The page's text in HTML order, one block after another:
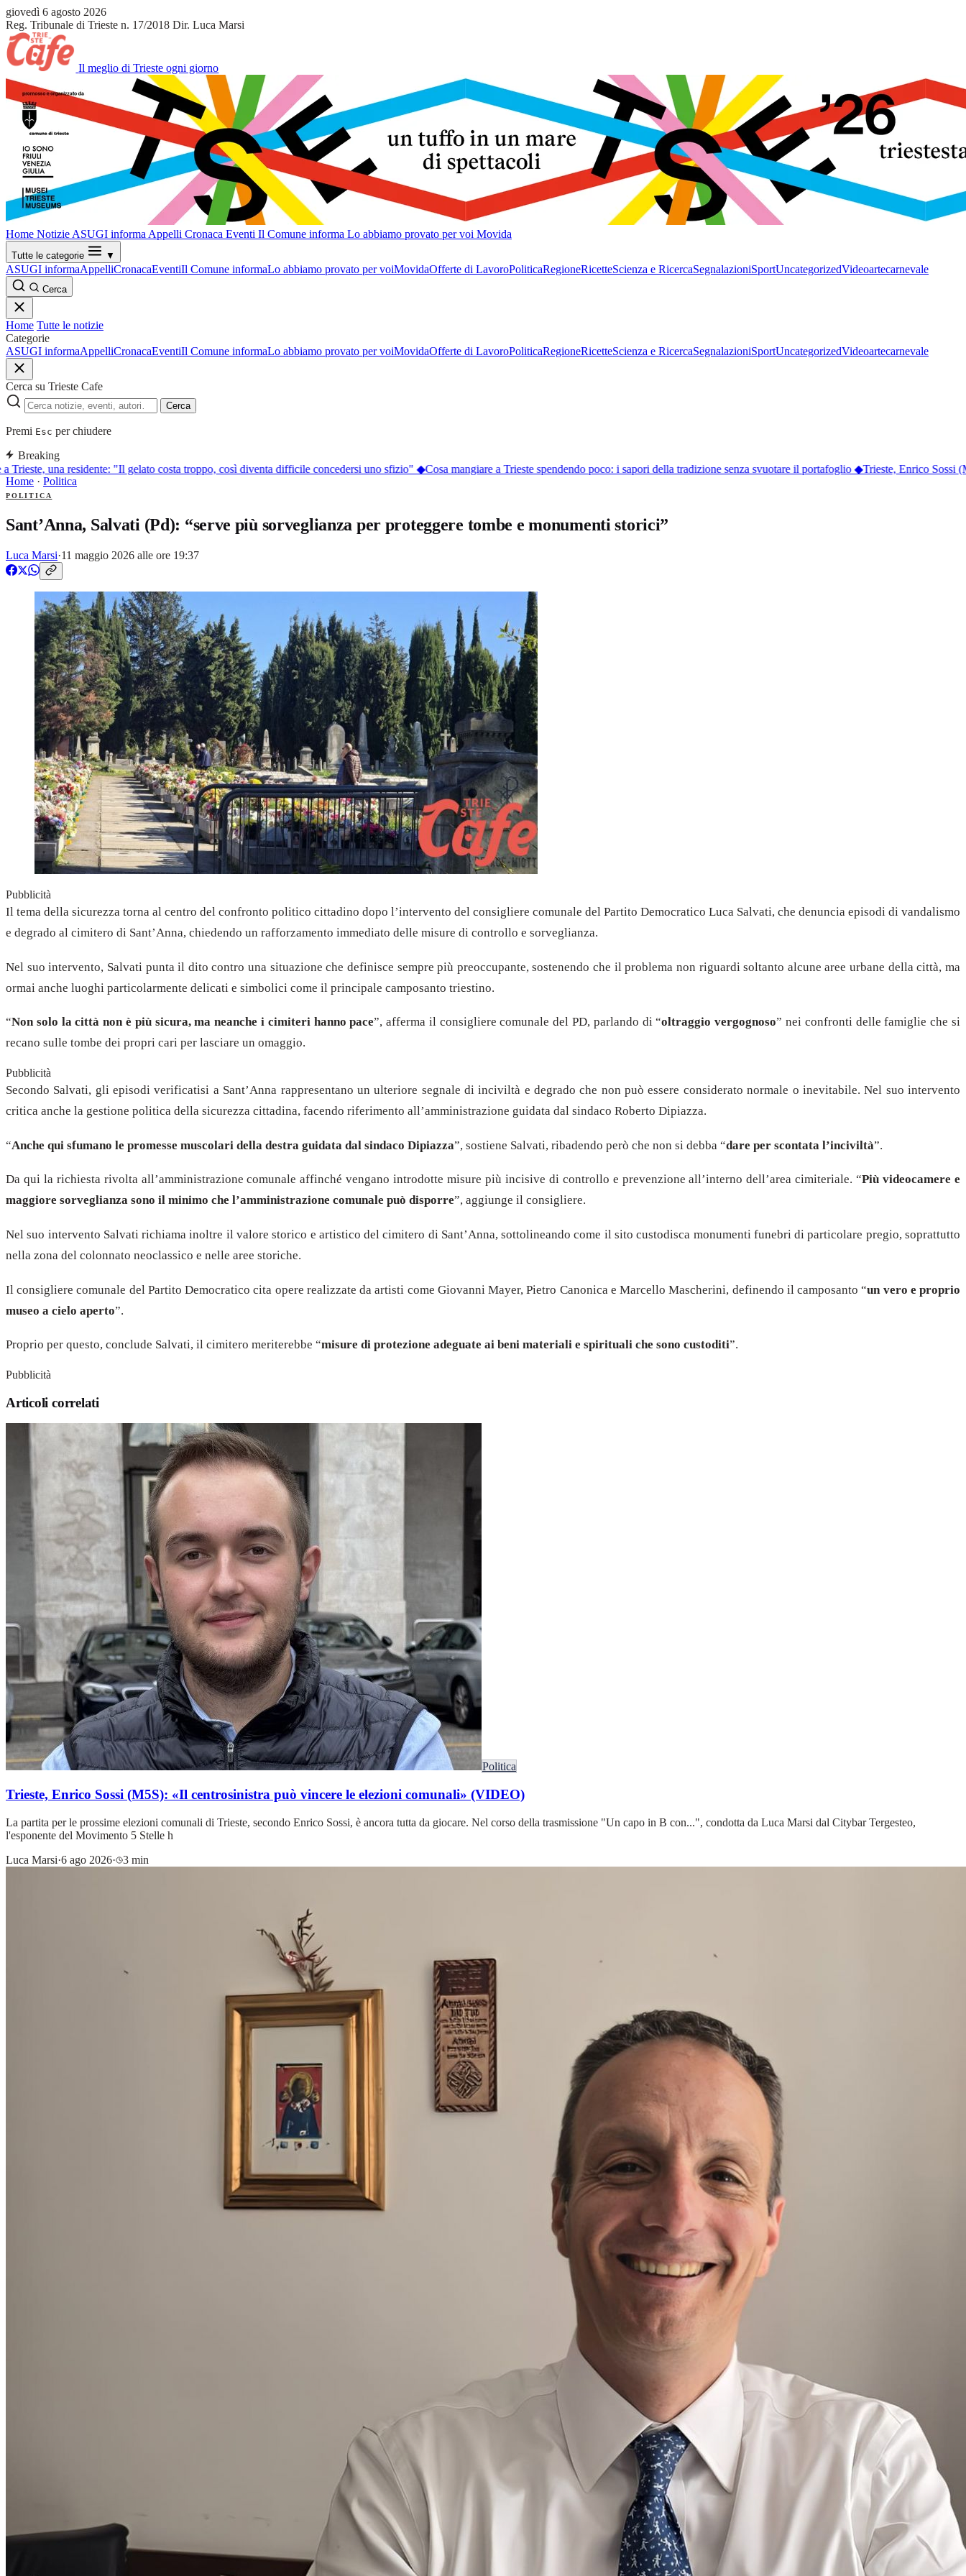
giovedì 6 agosto 2026
Reg. Tribunale di Trieste n. 17/2018 Dir. Luca Marsi
Il meglio di Trieste ogni giorno
Home Notizie ASUGI informa Appelli Cronaca Eventi Il Comune informa Lo abbiamo provato per voi Movida
Tutte le categorie ▼
ASUGI informaAppelliCronacaEventiIl Comune informaLo abbiamo provato per voiMovidaOfferte di LavoroPoliticaRegioneRicetteScienza e RicercaSegnalazioniSportUncategorizedVideoartecarnevale
Cerca
Home Tutte le notizie
Categorie
ASUGI informaAppelliCronacaEventiIl Comune informaLo abbiamo provato per voiMovidaOfferte di LavoroPoliticaRegioneRicetteScienza e RicercaSegnalazioniSportUncategorizedVideoartecarnevale
Cerca su Trieste Cafe
Cerca
Premi Esc per chiudere
Breaking
Trieste, una residente: "Il gelato costa troppo, così diventa difficile concedersi uno sfizio"◆Cosa mangiare a Trieste spendendo poco: i sapori della tradizione senza svuotare il portafoglio◆Trieste, Enrico Sossi
Home · Politica
POLITICA
Sant’Anna, Salvati (Pd): “serve più sorveglianza per proteggere tombe e monumenti storici”
Luca Marsi·11 maggio 2026 alle ore 19:37
Pubblicità
Il tema della sicurezza torna al centro del confronto politico cittadino dopo l’intervento del consigliere comunale del Partito Democratico Luca Salvati, che denuncia episodi di vandalismo
e degrado al cimitero di Sant’Anna, chiedendo un rafforzamento immediato delle misure di controllo e sorveglianza.
Nel suo intervento, Salvati punta il dito contro una situazione che definisce sempre più preoccupante, sostenendo che il problema non riguardi soltanto alcune aree urbane della città, ma
ormai anche luoghi particolarmente delicati e simbolici come il principale camposanto triestino.
“Non solo la città non è più sicura, ma neanche i cimiteri hanno pace”, afferma il consigliere comunale del PD, parlando di “oltraggio vergognoso” nei confronti delle famiglie che si
recano sulle tombe dei propri cari per lasciare un omaggio.
Pubblicità
Secondo Salvati, gli episodi verificatisi a Sant’Anna rappresentano un ulteriore segnale di inciviltà e degrado che non può essere considerato normale o inevitabile. Nel suo intervento
critica anche la gestione politica della sicurezza cittadina, facendo riferimento all’amministrazione guidata dal sindaco Roberto Dipiazza.
“Anche qui sfumano le promesse muscolari della destra guidata dal sindaco Dipiazza”, sostiene Salvati, ribadendo però che non si debba “dare per scontata l’inciviltà”.
Da qui la richiesta rivolta all’amministrazione comunale affinché vengano introdotte misure più incisive di controllo e prevenzione all’interno dell’area cimiteriale. “Più videocamere e
maggiore sorveglianza sono il minimo che l’amministrazione comunale può disporre”, aggiunge il consigliere.
Nel suo intervento Salvati richiama inoltre il valore storico e artistico del cimitero di Sant’Anna, sottolineando come il sito custodisca monumenti funebri di particolare pregio, soprattutto
nella zona del colonnato neoclassico e nelle aree storiche.
Il consigliere comunale del Partito Democratico cita opere realizzate da artisti come Giovanni Mayer, Pietro Canonica e Marcello Mascherini, definendo il camposanto “un vero e proprio
museo a cielo aperto”.
Proprio per questo, conclude Salvati, il cimitero meriterebbe “misure di protezione adeguate ai beni materiali e spirituali che sono custoditi”.
Pubblicità
Articoli correlati
Politica
Trieste, Enrico Sossi (M5S): «Il centrosinistra può vincere le elezioni comunali» (VIDEO)
La partita per le prossime elezioni comunali di Trieste, secondo Enrico Sossi, è ancora tutta da giocare. Nel corso della trasmissione "Un capo in B con...", condotta da Luca Marsi dal Citybar Tergesteo,
l'esponente del Movimento 5 Stelle h
Luca Marsi·6 ago 2026· 3 min